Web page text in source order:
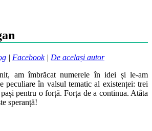
| Facebook| De același autor
am îmbrăcat numerele în idei și le-am
peculiare în valsul tematic al existenței: trei
pentru o forță. Forța de a continua. Atâta
speranță!